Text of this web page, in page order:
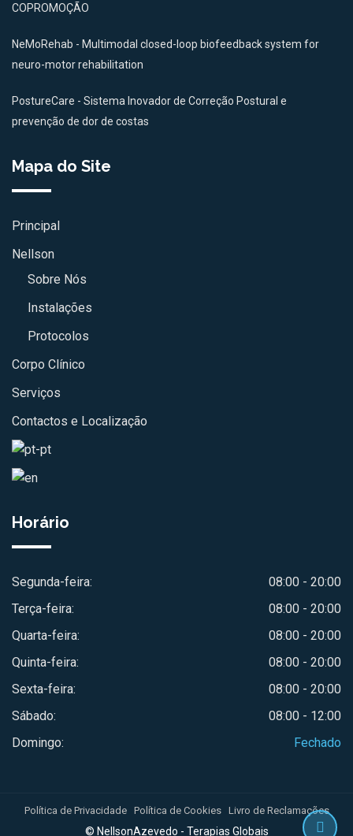
COPROMOÇÃO
NeMoRehab - Multimodal closed-loop biofeedback system for
neuro-motor rehabilitation
PostureCare - Sistema Inovador de Correção Postural e
prevenção de dor de costas
Mapa do Site
Principal
Nellson
Sobre Nós
Instalações
Protocolos
Corpo Clínico
Serviços
Contactos e Localização
Horário
Segunda-feira:
08:00 - 20:00
Terça-feira:
08:00 - 20:00
Quarta-feira:
08:00 - 20:00
Quinta-feira:
08:00 - 20:00
Sexta-feira:
08:00 - 20:00
Sábado:
08:00 - 12:00
Domingo:
Fechado
Política de Privacidade Política de Cookies Livro de Reclamações
© NellsonAzevedo - Terapias Globais